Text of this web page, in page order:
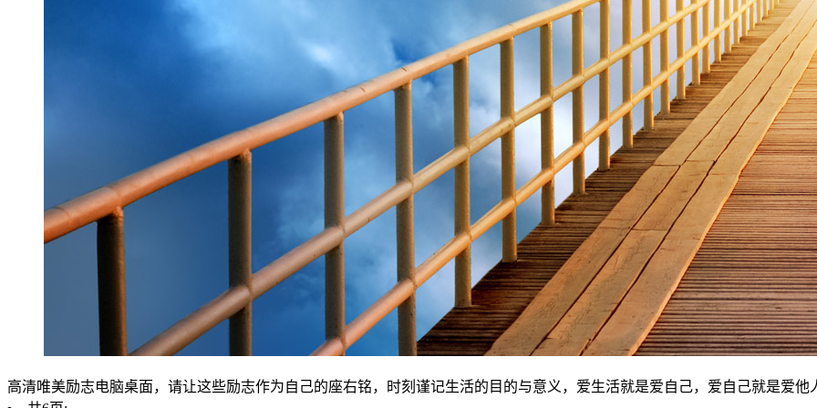
高清唯美励志电脑桌面，请让这些励志作为自己的座右铭，时刻谨记生活的目的与意义，爱生活就是爱自己，爱自己就是爱他